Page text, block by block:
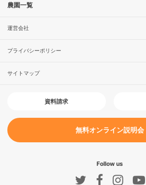
農園一覧
運営会社
プライバシーポリシー
サイトマップ
資料請求
無料オンライン説明会
Follow us